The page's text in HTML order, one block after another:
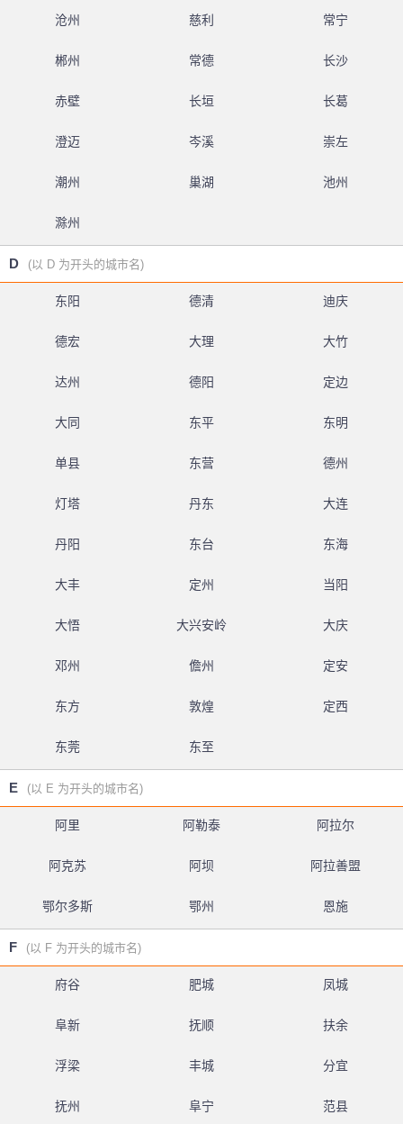
沧州 慈利 常宁
郴州 常德 长沙
赤壁 长垣 长葛
澄迈 岑溪 崇左
潮州 巢湖 池州
滁州
D (以 D 为开头的城市名)
东阳 德清 迪庆
德宏 大理 大竹
达州 德阳 定边
大同 东平 东明
单县 东营 德州
灯塔 丹东 大连
丹阳 东台 东海
大丰 定州 当阳
大悟 大兴安岭 大庆
邓州 儋州 定安
东方 敦煌 定西
东莞 东至
E (以 E 为开头的城市名)
阿里 阿勒泰 阿拉尔
阿克苏 阿坝 阿拉善盟
鄂尔多斯 鄂州 恩施
F (以 F 为开头的城市名)
府谷 肥城 凤城
阜新 抚顺 扶余
浮梁 丰城 分宜
抚州 阜宁 范县